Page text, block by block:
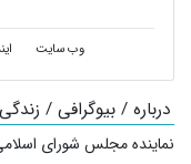
وب سایت
درباره / بیوگرافی /
نماینده مجلس شورای